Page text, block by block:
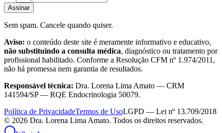
Assinar
Sem spam. Cancele quando quiser.
Aviso: o conteúdo deste site é meramente informativo e educativo,
não substituindo a consulta médica, diagnóstico ou tratamento por
profissional habilitado. Conforme a Resolução CFM nº 1.974/2011,
não há promessa nem garantia de resultados.
Responsável técnica: Dra. Lorena Lima Amato — CRM
141594/SP — RQE Endocrinologia 50079.
Política de PrivacidadeTermos de UsoLGPD — Lei nº 13.709/2018
© 2026 Dra. Lorena Lima Amato. Todos os direitos reservados.